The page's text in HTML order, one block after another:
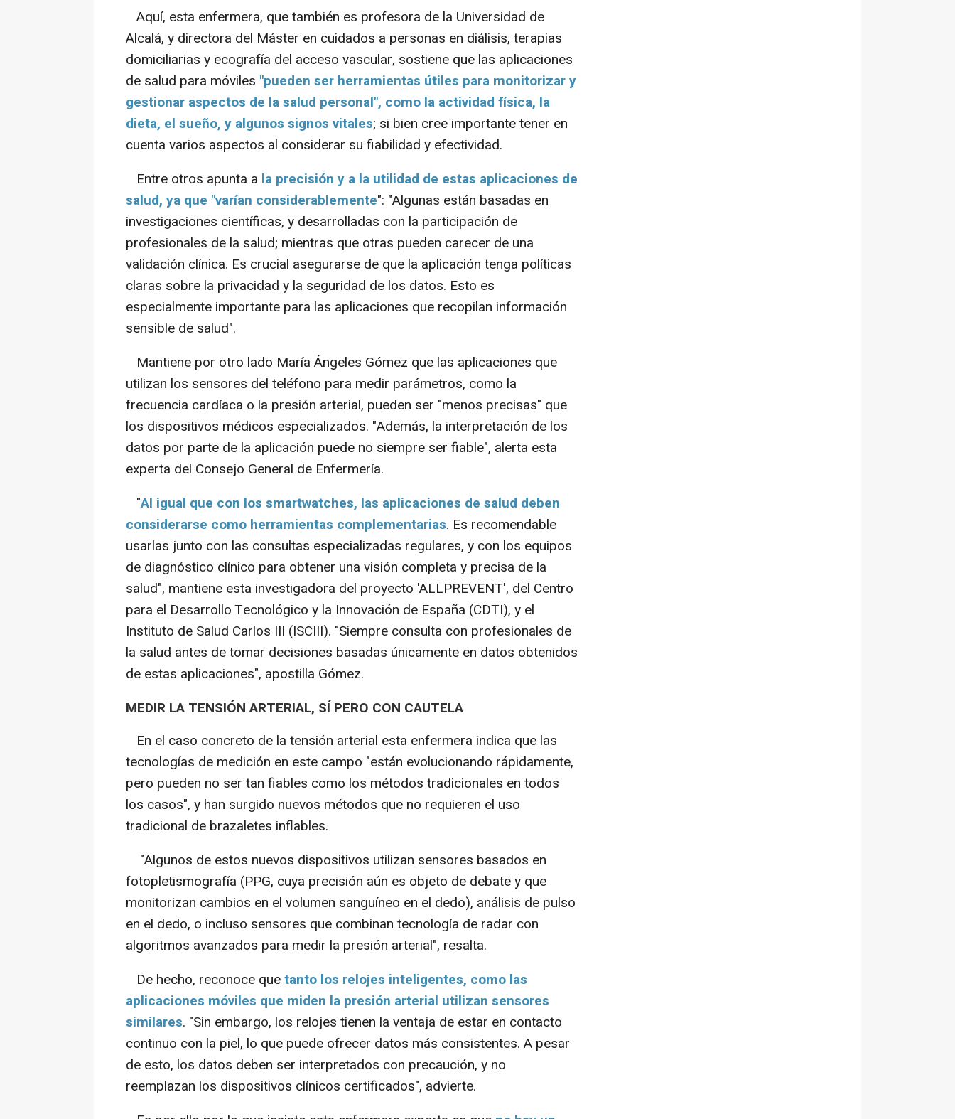
Aquí, esta enfermera, que también es profesora de la Universidad de
Alcalá, y directora del Máster en cuidados a personas en diálisis, terapias
domiciliarias y ecografía del acceso vascular, sostiene que las aplicaciones
de salud para móviles "pueden ser herramientas útiles para monitorizar y
gestionar aspectos de la salud personal", como la actividad física, la
dieta, el sueño, y algunos signos vitales; si bien cree importante tener en
cuenta varios aspectos al considerar su fiabilidad y efectividad.
Entre otros apunta a la precisión y a la utilidad de estas aplicaciones de
salud, ya que "varían considerablemente": "Algunas están basadas en
investigaciones científicas, y desarrolladas con la participación de
profesionales de la salud; mientras que otras pueden carecer de una
validación clínica. Es crucial asegurarse de que la aplicación tenga políticas
claras sobre la privacidad y la seguridad de los datos. Esto es
especialmente importante para las aplicaciones que recopilan información
sensible de salud".
Mantiene por otro lado María Ángeles Gómez que las aplicaciones que
utilizan los sensores del teléfono para medir parámetros, como la
frecuencia cardíaca o la presión arterial, pueden ser "menos precisas" que
los dispositivos médicos especializados. "Además, la interpretación de los
datos por parte de la aplicación puede no siempre ser fiable", alerta esta
experta del Consejo General de Enfermería.
"Al igual que con los smartwatches, las aplicaciones de salud deben
considerarse como herramientas complementarias. Es recomendable
usarlas junto con las consultas especializadas regulares, y con los equipos
de diagnóstico clínico para obtener una visión completa y precisa de la
salud", mantiene esta investigadora del proyecto 'ALLPREVENT', del Centro
para el Desarrollo Tecnológico y la Innovación de España (CDTI), y el
Instituto de Salud Carlos III (ISCIII). "Siempre consulta con profesionales de
la salud antes de tomar decisiones basadas únicamente en datos obtenidos
de estas aplicaciones", apostilla Gómez.
MEDIR LA TENSIÓN ARTERIAL, SÍ PERO CON CAUTELA
En el caso concreto de la tensión arterial esta enfermera indica que las
tecnologías de medición en este campo "están evolucionando rápidamente,
pero pueden no ser tan fiables como los métodos tradicionales en todos
los casos", y han surgido nuevos métodos que no requieren el uso
tradicional de brazaletes inflables.
"Algunos de estos nuevos dispositivos utilizan sensores basados en
fotopletismografía (PPG, cuya precisión aún es objeto de debate y que
monitorizan cambios en el volumen sanguíneo en el dedo), análisis de pulso
en el dedo, o incluso sensores que combinan tecnología de radar con
algoritmos avanzados para medir la presión arterial", resalta.
De hecho, reconoce quetanto los relojes inteligentes, como las
aplicaciones móviles que miden la presión arterial utilizan sensores
similares. "Sin embargo, los relojes tienen la ventaja de estar en contacto
continuo con la piel, lo que puede ofrecer datos más consistentes. A pesar
de esto, los datos deben ser interpretados con precaución, y no
reemplazan los dispositivos clínicos certificados", advierte.